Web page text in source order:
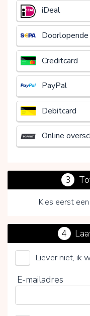
iDeal
Creditcard
PayPal
Debitcard
Online
3
Kies eerst
Kies je vrijwillige
4
Liever niet, ik
E-mailadres